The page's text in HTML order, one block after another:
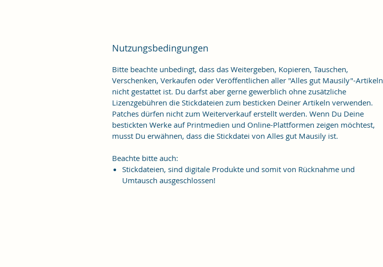
Nutzungsbedingungen
Bitte beachte unbedingt, dass das Weitergeben, Kopieren, Tauschen,
Verschenken, Verkaufen oder Veröffentlichen aller "Alles gut Mausily"-Artikeln
nicht gestattet ist. Du darfst aber gerne gewerblich ohne zusätzliche
Lizenzgebühren die Stickdateien zum besticken Deiner Artikeln verwenden.
Patches dürfen nicht zum Weiterverkauf erstellt werden. Wenn Du Deine
bestickten Werke auf Printmedien und Online-Plattformen zeigen möchtest,
musst Du erwähnen, dass die Stickdatei von Alles gut Mausily ist.
Beachte bitte auch:
Stickdateien, sind digitale Produkte und somit von Rücknahme und
Umtausch ausgeschlossen!